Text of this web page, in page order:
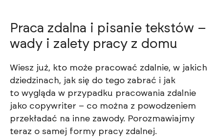
Praca zdalna i pisanie tekstów –
wady i zalety pracy z domu
Wiesz już, kto może pracować zdalnie, w jakich
dziedzinach, jak się do tego zabrać i jak
to wygląda w przypadku pracowania zdalnie
jako copywriter – co można z powodzeniem
przekładać na inne zawody. Porozmawiajmy
teraz o samej formy pracy zdalnej.